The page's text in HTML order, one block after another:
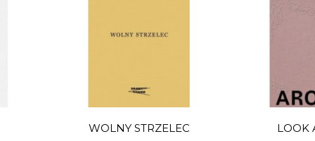
ALMANACH TEATRALNY
26,52 zł
39,00 złnajniższa cena
Dostępnych: 5
49,00 zł
WOLNY STRZELEC LOOK